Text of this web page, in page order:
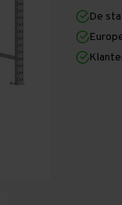
mm
x
2.900
mm
De